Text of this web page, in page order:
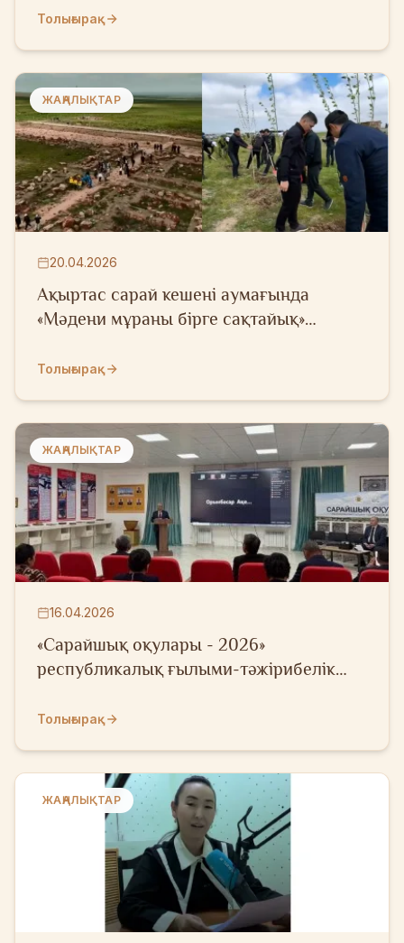
Толығырақ
ЖАҢАЛЫҚТАР
20.04.2026
Ақыртас сарай кешені аумағында
«Мәдени мұраны бірге сақтайық»
шара ұйымдастырылды
Толығырақ
ЖАҢАЛЫҚТАР
16.04.2026
«Сарайшық оқулары - 2026»
республикалық ғылыми-тәжірибелік
Толығырақ
ЖАҢАЛЫҚТАР